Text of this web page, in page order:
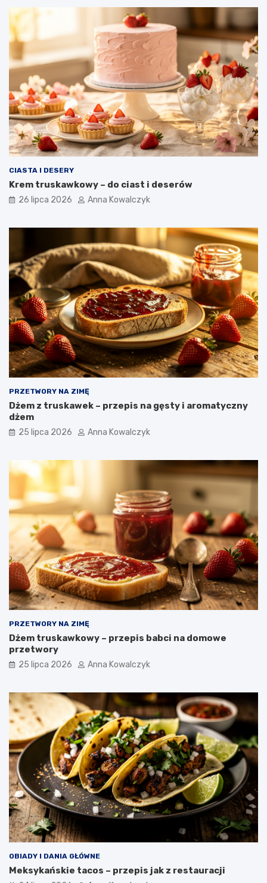
CIASTA I DESERY
Krem truskawkowy – do ciast i deserów
26 lipca 2026 Anna Kowalczyk
PRZETWORY NA ZIMĘ
Dżem z truskawek – przepis na gęsty i aromatyczny
dżem
25 lipca 2026 Anna Kowalczyk
PRZETWORY NA ZIMĘ
Dżem truskawkowy – przepis babci na domowe
przetwory
25 lipca 2026 Anna Kowalczyk
OBIADY I DANIA GŁÓWNE
Meksykańskie tacos – przepis jak z restauracji